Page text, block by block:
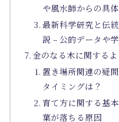
や風水師からの具
最新科学研究と伝
説 – 公的データや
金のなる木に関する
置き場所関連の疑
タイミングは？
育て方に関する基
葉が落ちる原因